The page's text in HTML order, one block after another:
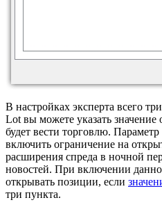
В настройках эксперта всего
Lot вы можете указать значение
будет вести торговлю.
включить ограничение на
расширения спреда в ночной
новостей. При включении
открывать позиции, если
три пункта.